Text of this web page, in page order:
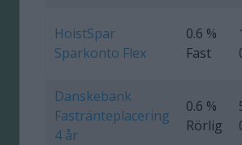
HoistSpar
Sparkonto Flex
0.6 %
Fast
Danskebank
Fastränteplacering
4 år
0.6 %
Rörlig